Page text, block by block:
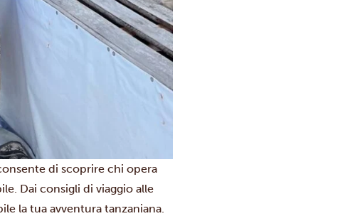
di scoprire chi opera
Dai consigli di viaggio alle
la tua avventura tanzaniana.